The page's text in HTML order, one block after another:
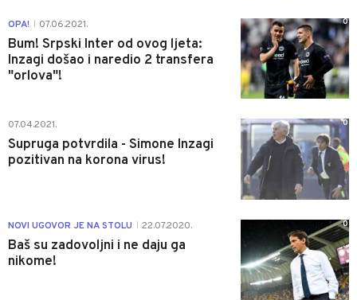
OPA! 07.06.2021.
Bum! Srpski Inter od ovog ljeta:
Inzagi došao i naredio 2 transfera
"orlova"!
0
07.04.2021.
Supruga potvrdila - Simone Inzagi
pozitivan na korona virus!
0
NOVI UGOVOR JE NA STOLU 22.07.2020.
Baš su zadovoljni i ne daju ga
nikome!
0